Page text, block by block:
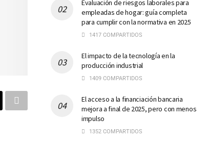
Evaluación de riesgos laborales para
empleadas de hogar: guía completa
para cumplir con la normativa en 2025
1417 COMPARTIDOS
El impacto de la tecnología en la
producción industrial
1409 COMPARTIDOS
El acceso a la financiación bancaria
mejora a final de 2025, pero con menos
impulso
1352 COMPARTIDOS